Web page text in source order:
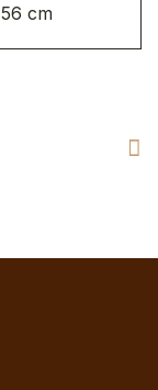
56 cm​